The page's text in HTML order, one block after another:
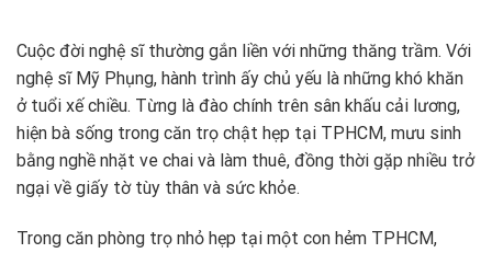
Cuộc đời nghệ sĩ thường gắn liền với những thăng trầm. Với
nghệ sĩ Mỹ Phụng, hành trình ấy chủ yếu là những khó khăn
ở tuổi xế chiều. Từng là đào chính trên sân khấu cải lương,
hiện bà sống trong căn trọ chật hẹp tại TPHCM, mưu sinh
bằng nghề nhặt ve chai và làm thuê, đồng thời gặp nhiều trở
ngại về giấy tờ tùy thân và sức khỏe.
Trong căn phòng trọ nhỏ hẹp tại một con hẻm TPHCM,